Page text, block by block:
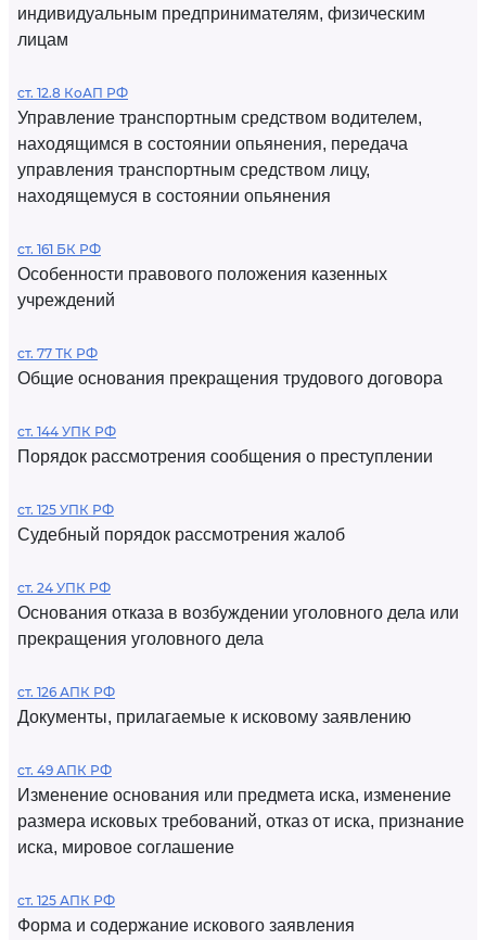
индивидуальным предпринимателям, физическим
лицам
ст. 12.8 КоАП РФ
Управление транспортным средством водителем,
находящимся в состоянии опьянения, передача
управления транспортным средством лицу,
находящемуся в состоянии опьянения
ст. 161 БК РФ
Особенности правового положения казенных
учреждений
ст. 77 ТК РФ
Общие основания прекращения трудового договора
ст. 144 УПК РФ
Порядок рассмотрения сообщения о преступлении
ст. 125 УПК РФ
Судебный порядок рассмотрения жалоб
ст. 24 УПК РФ
Основания отказа в возбуждении уголовного дела или
прекращения уголовного дела
ст. 126 АПК РФ
Документы, прилагаемые к исковому заявлению
ст. 49 АПК РФ
Изменение основания или предмета иска, изменение
размера исковых требований, отказ от иска, признание
иска, мировое соглашение
ст. 125 АПК РФ
Форма и содержание искового заявления